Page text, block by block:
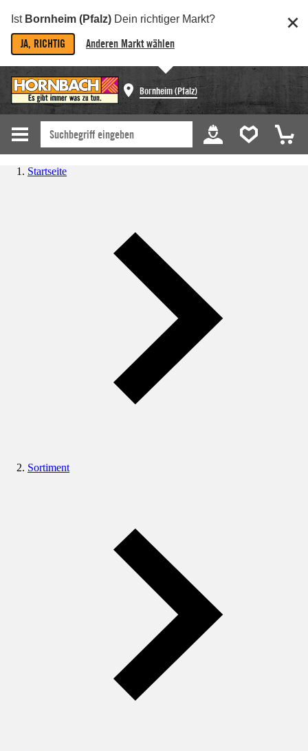
Ist Bornheim (Pfalz) Dein richtiger Markt?
JA, RICHTIG Anderen Markt wählen
Bornheim (Pfalz)
Startseite
Sortiment